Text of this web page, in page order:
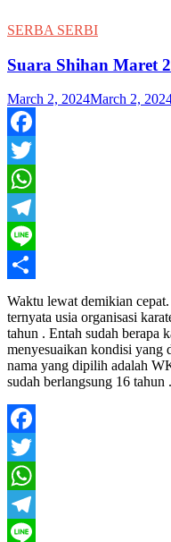
SERBA SERBI
Suara Shihan Maret
March 2, 2024March 2,
Facebook
Twitter
WhatsApp
Telegram
Line
Share
Waktu lewat demikian
ternyata usia organisasi
tahun . Entah sudah berapa
menyesuaikan kondisi yang
nama yang dipilih adalah
sudah berlangsung 16
Facebook
Twitter
WhatsApp
Telegram